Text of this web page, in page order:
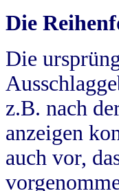
Die
Die
z.B. nach
anzeigen
auch vor,